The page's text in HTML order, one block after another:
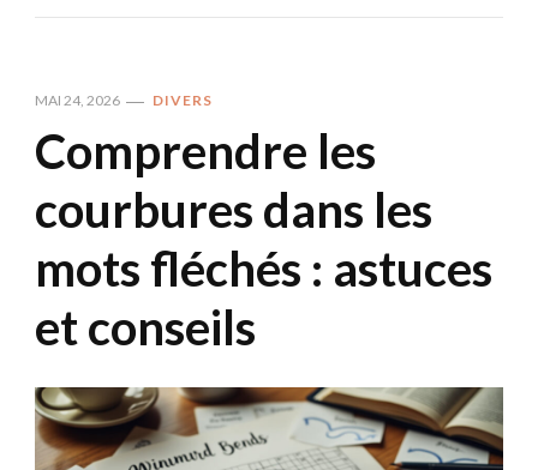
MAI 24, 2026 DIVERS
Comprendre les
courbures dans les
mots fléchés : astuces
et conseils